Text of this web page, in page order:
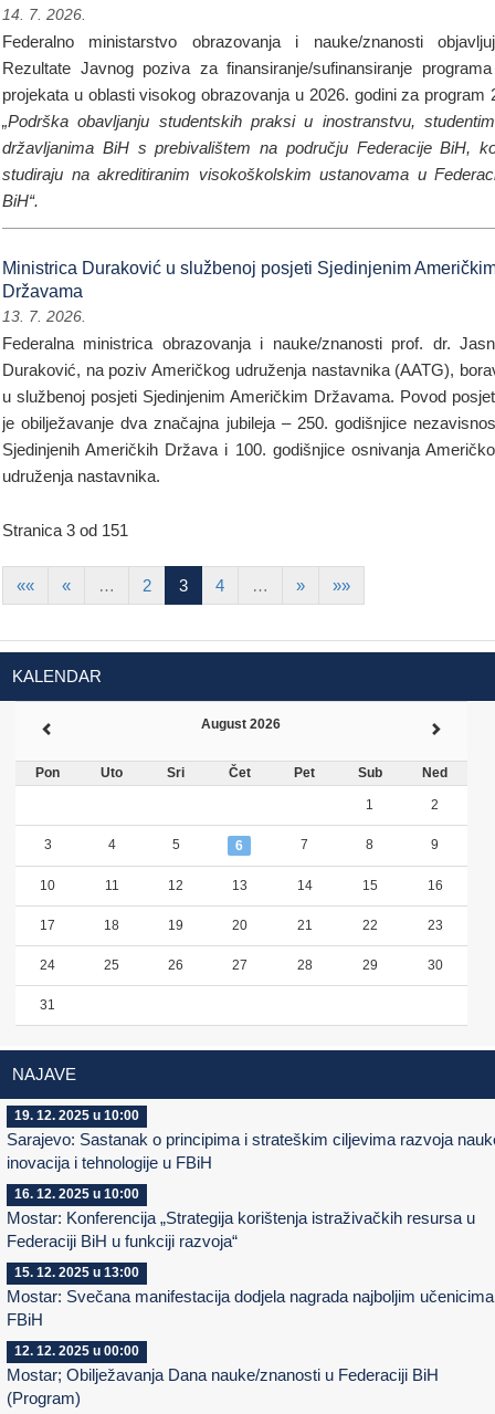
14. 7. 2026.
Federalno ministarstvo obrazovanja i nauke/znanosti
Rezultate Javnog poziva za finansiranje/sufinansiranje
projekata u oblasti visokog obrazovanja u 2026. godini za program
„Podrška obavljanju studentskih praksi u inostranstvu,
državljanima BiH s prebivalištem na području Federacije BiH,
studiraju na akreditiranim visokoškolskim ustanovama u
BiH“.
Ministrica Duraković u službenoj posjeti Sjedinjenim
Državama
13. 7. 2026.
Federalna ministrica obrazovanja i nauke/znanosti prof. dr.
Duraković, na poziv Američkog udruženja nastavnika (AATG),
u službenoj posjeti Sjedinjenim Američkim Državama. Povod
je obilježavanje dva značajna jubileja – 250. godišnjice
Sjedinjenih Američkih Država i 100. godišnjice osnivanja
udruženja nastavnika.
Stranica 3 od 151
«« « … 2 3 4 … » »»
KALENDAR
August 2026
Pon Uto Sri Čet Pet Sub Ned
1 2
3 4 5 6 7 8 9
10 11 12 13 14 15 16
17 18 19 20 21 22 23
24 25 26 27 28 29 30
31
NAJAVE
19. 12. 2025 u 10:00
Sarajevo: Sastanak o principima i strateškim ciljevima razvoja
inovacija i tehnologije u FBiH
16. 12. 2025 u 10:00
Mostar: Konferencija „Strategija korištenja istraživačkih resursa u
Federaciji BiH u funkciji razvoja“
15. 12. 2025 u 13:00
Mostar: Svečana manifestacija dodjela nagrada najboljim
FBiH
12. 12. 2025 u 00:00
Mostar; Obilježavanja Dana nauke/znanosti u Federaciji BiH
(Program)